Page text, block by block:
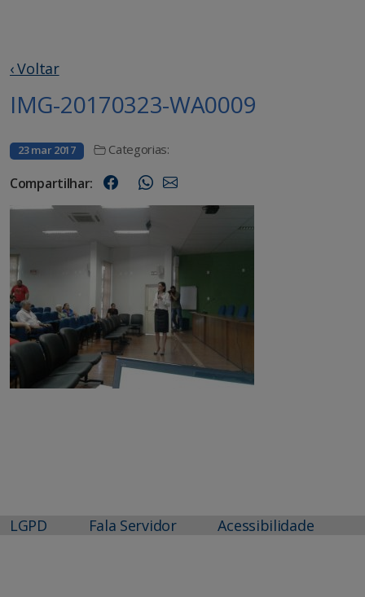
‹ Voltar
IMG-20170323-WA0009
23 mar 2017 Categorias:
Compartilhar:
LGPD Fala Servidor Acessibilidade